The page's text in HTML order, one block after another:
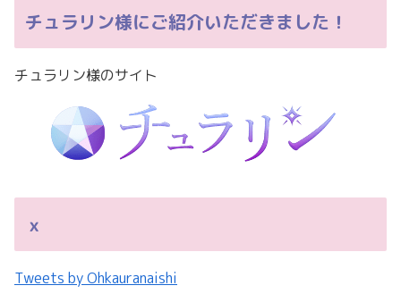
チュラリン様にご紹介いただきました！
チュラリン様のサイト
ｘ
Tweets by Ohkauranaishi